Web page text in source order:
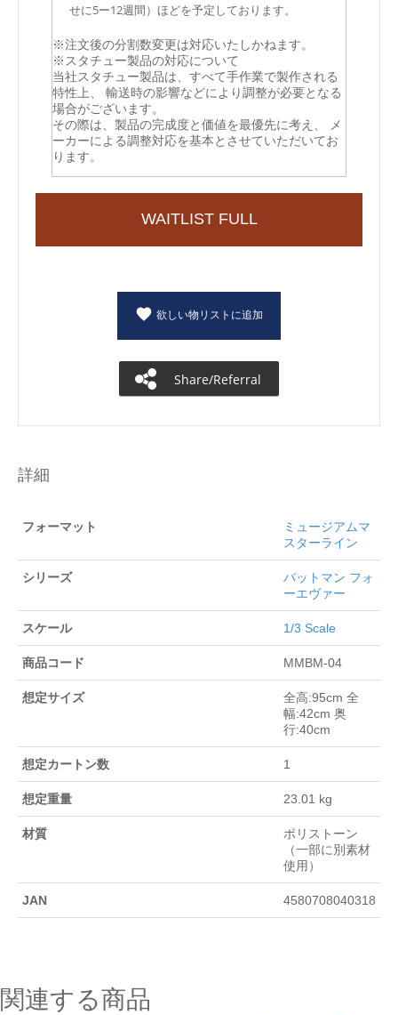
せに5ー12週間）ほどを予定しております。
※注文後の分割数変更は対応いたしかねます。
※スタチュー製品の対応について
当社スタチュー製品は、すべて手作業で製作される
特性上、 輸送時の影響などにより調整が必要となる
場合がございます。
その際は、製品の完成度と価値を最優先に考え、 メ
ーカーによる調整対応を基本とさせていただいてお
ります。
WAITLIST FULL
欲しい物リストに追加
Share/Referral
詳細
フォーマット
ミュージアムマ
スターライン
シリーズ
バットマン フォ
ーエヴァー
スケール 1/3 Scale
商品コード MMBM-04
想定サイズ
全高:95cm 全
幅:42cm 奥
行:40cm
想定カートン数 1
想定重量 23.01 kg
材質
ポリストーン
（一部に別素材
使用）
JAN 4580708040318
関連する商品